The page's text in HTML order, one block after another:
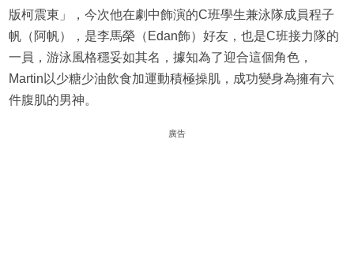
版柯震東」，今次他在劇中飾演的C班學生兼泳隊成員程子
帆（阿帆），是李馬榮（Edan飾）好友，也是C班接力隊的
一員，游泳風格穩妥如其名，據知為了迎合這個角色，
Martin以少糖少油飲食加運動積極操肌，成功變身為擁有六
件腹肌的男神。
廣告